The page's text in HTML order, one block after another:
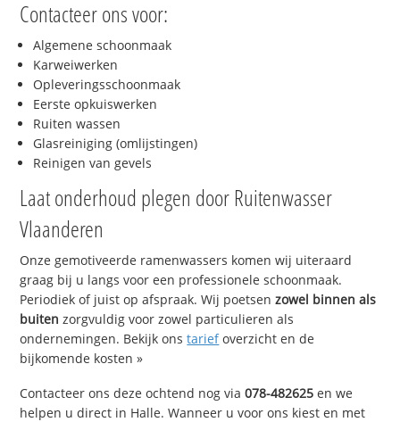
Contacteer ons voor:
Algemene schoonmaak
Karweiwerken
Opleveringsschoonmaak
Eerste opkuiswerken
Ruiten wassen
Glasreiniging (omlijstingen)
Reinigen van gevels
Laat onderhoud plegen door Ruitenwasser
Vlaanderen
Onze gemotiveerde ramenwassers komen wij uiteraard
graag bij u langs voor een professionele schoonmaak.
Periodiek of juist op afspraak. Wij poetsenzowel binnen als
buiten zorgvuldig voor zowel particulieren als
ondernemingen. Bekijk onstariefoverzicht en de
bijkomende kosten »
Contacteer ons deze ochtend nog via078-482625 en we
helpen u direct in Halle. Wanneer u voor ons kiest en met